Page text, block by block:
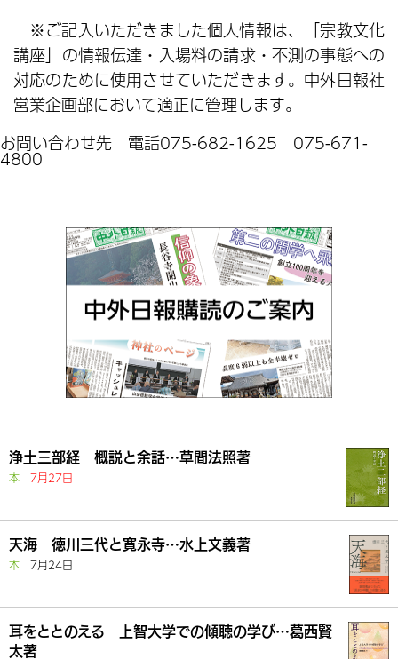
※ご記入いただきました個人情報は、「宗教文化
講座」の情報伝達・入場料の請求・不測の事態への
対応のために使用させていただきます。中外日報社
営業企画部において適正に管理します。
お問い合わせ先 電話075-682-1625 075-671-
4800
浄土三部経 概説と余話…草間法照著
本 7月27日
天海 徳川三代と寛永寺…水上文義著
本 7月24日
耳をととのえる 上智大学での傾聴の学び…葛西賢
太著